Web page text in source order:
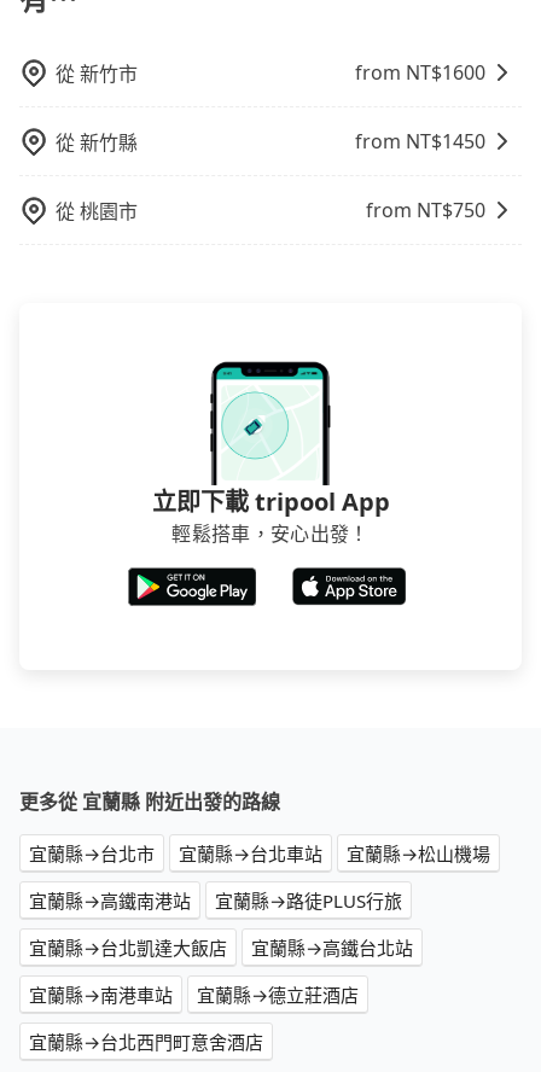
就顯得非常不便。
完後預定就完成，事先不用電話確認空房，事後也不用
或規模較小的飯店，有可能再多平台同時上架而發生超
在預定時要不選擇評分高、評論多的飯店，不然就是還
要再人工電話與飯店確認。預訂民宿方面，如不怕麻
得便宜，但缺點就是多數要匯款並再人工確認。假如不
我們會透過Email的方式向您說明收費細節，讓您能更放
從新竹市 from NT$1600
從新竹縣 from NT$1450
從桃園市 from NT$750
立即下載 tripool App
輕鬆搭車，安心出發！
更多從 宜蘭縣 附近出發的路線
宜蘭縣→台北市 宜蘭縣→台北車站
宜蘭縣→松山機場
宜蘭縣→高鐵南港站
宜蘭縣→路徒PLUS行旅
宜蘭縣→台北凱達大飯店
宜蘭縣→高鐵台北站
宜蘭縣→南港車站
宜蘭縣→德立莊酒店
宜蘭縣→台北西門町意舍酒店